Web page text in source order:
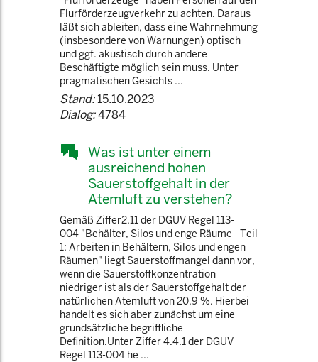
Flurförderzeugverkehr zu achten. Daraus
läßt sich ableiten, dass eine Wahrnehmung
(insbesondere von Warnungen) optisch
und ggf. akustisch durch andere
Beschäftigte möglich sein muss. Unter
pragmatischen Gesichts ...
Stand:15.10.2023
Dialog:4784
Was ist unter einem
ausreichend hohen
Sauerstoffgehalt in der
Atemluft zu verstehen?
Gemäß Ziffer2.11 der DGUV Regel 113-
004 "Behälter, Silos und enge Räume - Teil
1: Arbeiten in Behältern, Silos und engen
Räumen" liegt Sauerstoffmangel dann vor,
wenn die Sauerstoffkonzentration
niedriger ist als der Sauerstoffgehalt der
natürlichen Atemluft von 20,9 %. Hierbei
handelt es sich aber zunächst um eine
grundsätzliche begriffliche
Definition.Unter Ziffer 4.4.1 der DGUV
Regel 113-004 he ...